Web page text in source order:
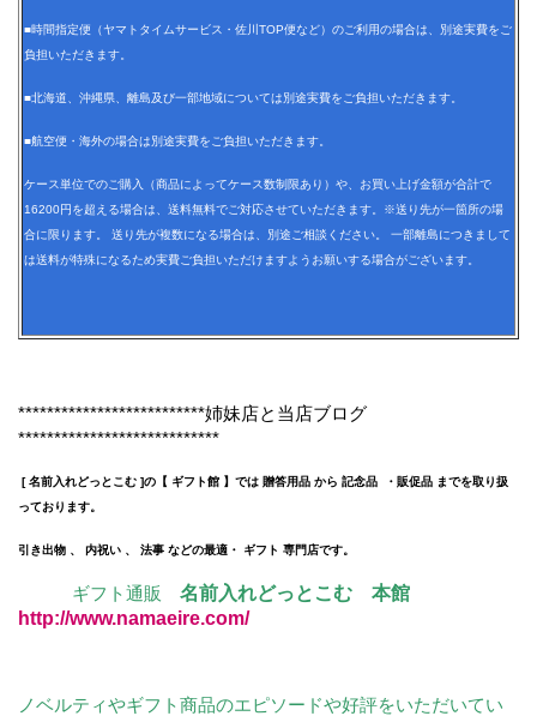
■時間指定便（ヤマトタイムサービス・佐川TOP便など）のご利用の場合は、別途実費をご
負担いただきます。
■北海道、沖縄県、離島及び一部地域については別途実費をご負担いただきます。
■航空便・海外の場合は別途実費をご負担いただきます。
ケース単位でのご購入（商品によってケース数制限あり）や、お買い上げ金額が合計で
16200円を超える場合は、送料無料でご対応させていただきます。※送り先が一箇所の場
合に限ります。 送り先が複数になる場合は、別途ご相談ください。 一部離島につきまして
は送料が特殊になるため実費ご負担いただけますようお願いする場合がございます。
**************************姉妹店と当店ブログ
****************************
[ 名前入れどっとこむ ]の【 ギフト館 】では 贈答用品 から 記念品 ・販促品 までを取り扱
っております。
引き出物 、 内祝い 、 法事 などの最適・ ギフト 専門店です。
ギフト通販 名前入れどっとこむ 本館
http://www.namaeire.com/
ノベルティやギフト商品のエピソードや好評をいただいてい